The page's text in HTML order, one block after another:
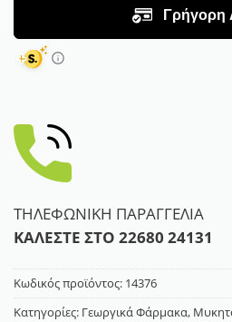
ΤΗΛΕΦΩΝΙΚΗ ΠΑΡΑΓΓΕΛΙΑ
ΚΑΛΕΣΤΕ ΣΤΟ 22680 24131
Κωδικός προϊόντος: 14376
Κατηγορίες: Γεωργικά Φάρμακα,